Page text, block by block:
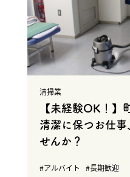
清掃業
【未経験OK！】
清潔に保つお仕事
せんか？
アルバイト 長期歓迎